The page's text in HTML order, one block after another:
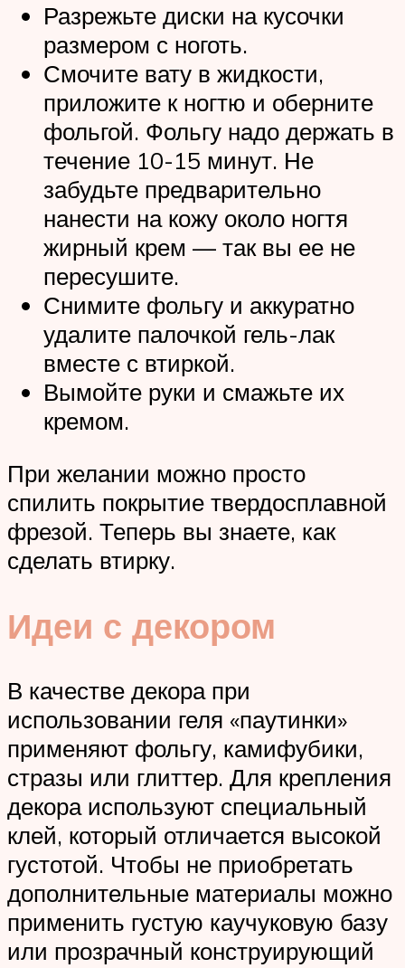
Разрежьте диски на кусочки
размером с ноготь.
Смочите вату в жидкости,
приложите к ногтю и оберните
фольгой. Фольгу надо держать в
течение 10-15 минут. Не
забудьте предварительно
нанести на кожу около ногтя
жирный крем — так вы ее не
пересушите.
Снимите фольгу и аккуратно
удалите палочкой гель-лак
вместе с втиркой.
Вымойте руки и смажьте их
кремом.
При желании можно просто
спилить покрытие твердосплавной
фрезой. Теперь вы знаете, как
сделать втирку.
Идеи с декором
В качестве декора при
использовании геля «паутинки»
применяют фольгу, камифубики,
стразы или глиттер. Для крепления
декора используют специальный
клей, который отличается высокой
густотой. Чтобы не приобретать
дополнительные материалы можно
применить густую каучуковую базу
или прозрачный конструирующий